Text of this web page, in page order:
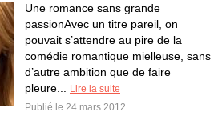
Une romance sans grande
passionAvec un titre pareil, on
pouvait s’attendre au pire de la
comédie romantique mielleuse, sans
d’autre ambition que de faire
pleure...
Lire la suite
Publié le 24 mars 2012